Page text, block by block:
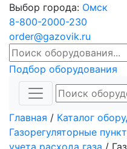
Выбор города: Омск
8-800-2000-230
order@gazovik.ru
Подбор оборудования
Главная / Каталог
Газорегуляторные
учета расхода газа /